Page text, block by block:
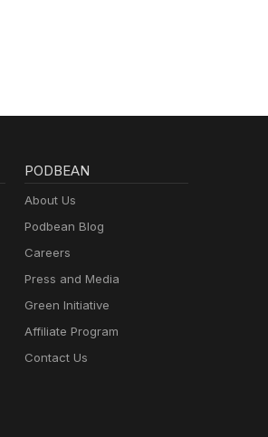
PODBEAN
About Us
Podbean Blog
Careers
Press and Media
Green Initiative
Affiliate Program
Contact Us